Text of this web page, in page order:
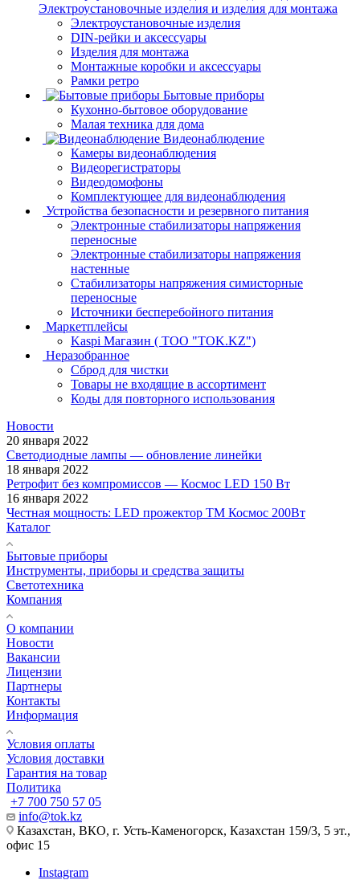
Электроустановочные изделия и изделия для монтажа
Электроустановочные изделия
DIN-рейки и аксессуары
Изделия для монтажа
Монтажные коробки и аксессуары
Рамки ретро
Бытовые приборы
Кухонно-бытовое оборудование
Малая техника для дома
Видеонаблюдение
Камеры видеонаблюдения
Видеорегистраторы
Видеодомофоны
Комплектующее для видеонаблюдения
Устройства безопасности и резервного питания
Электронные стабилизаторы напряжения
переносные
Электронные стабилизаторы напряжения
настенные
Стабилизаторы напряжения симисторные
переносные
Источники бесперебойного питания
Маркетплейсы
Kaspi Магазин ( ТОО "TOK.KZ")
Неразобранное
Сброд для чистки
Товары не входящие в ассортимент
Коды для повторного использования
Новости
20 января 2022
Светодиодные лампы — обновление линейки
18 января 2022
Ретрофит без компромиссов — Космос LED 150 Вт
16 января 2022
Честная мощность: LED прожектор ТМ Космос 200Вт
Каталог
Бытовые приборы
Инструменты, приборы и средства защиты
Светотехника
Компания
О компании
Новости
Вакансии
Лицензии
Партнеры
Контакты
Информация
Условия оплаты
Условия доставки
Гарантия на товар
Политика
+7 700 750 57 05
info@tok.kz
Казахстан, ВКО, г. Усть-Каменогорск, Казахстан 159/3, 5 эт.,
офис 15
Instagram